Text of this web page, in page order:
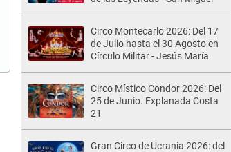
Circo Montecarlo 2026: Del 17
de Julio hasta el 30 Agosto en
Círculo Militar - Jesús María
Circo Místico Condor 2026: Del
25 de Junio. Explanada Costa
21
Gran Circo de Ucrania 2026: del